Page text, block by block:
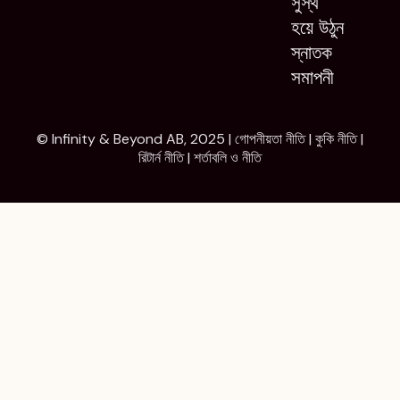
হয়ে উঠুন
স্নাতক
সমাপনী
© Infinity & Beyond AB, 2025 | গোপনীয়তা নীতি| কুকি নীতি|
রিটার্ন নীতি| শর্তাবলি ও নীতি